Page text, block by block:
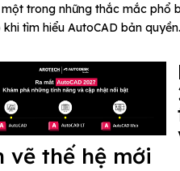
trong những thắc mắc phổ
khi tìm hiểu AutoCAD bản
vẽ thế hệ mới